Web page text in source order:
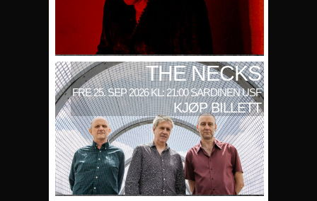
THE NECKS
FRE 25. SEP 2026 KL: 21:00 SARDINEN USF
KJØP BILLETT